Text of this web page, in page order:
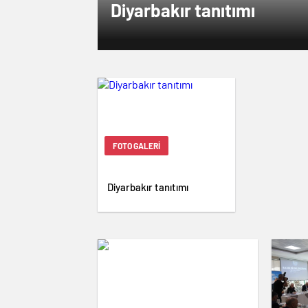
Diyarbakır tanıtımı
FOTO GALERI
Diyarbakır tanıtımı